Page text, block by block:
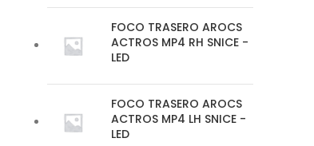
FOCO TRASERO AROCS
ACTROS MP4 RH SNICE -
LED
FOCO TRASERO AROCS
ACTROS MP4 LH SNICE -
LED